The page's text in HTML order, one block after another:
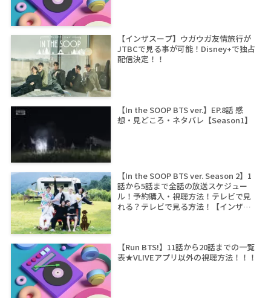
【インザスープ】ウガウガ友情旅行が
JTBCで見る事が可能！Disney+で独占
配信決定！！
【In the SOOP BTS ver.】EP.8話 感
想・見どころ・ネタバレ【Season1】
【In the SOOP BTS ver. Season 2】1
話から5話まで全話の放送スケジュー
ル！予約購入・視聴方法！テレビで見
れる？テレビで見る方法！【インザス
【Run BTS!】11話から20話までの一覧
表★VLIVEアプリ以外の視聴方法！！！